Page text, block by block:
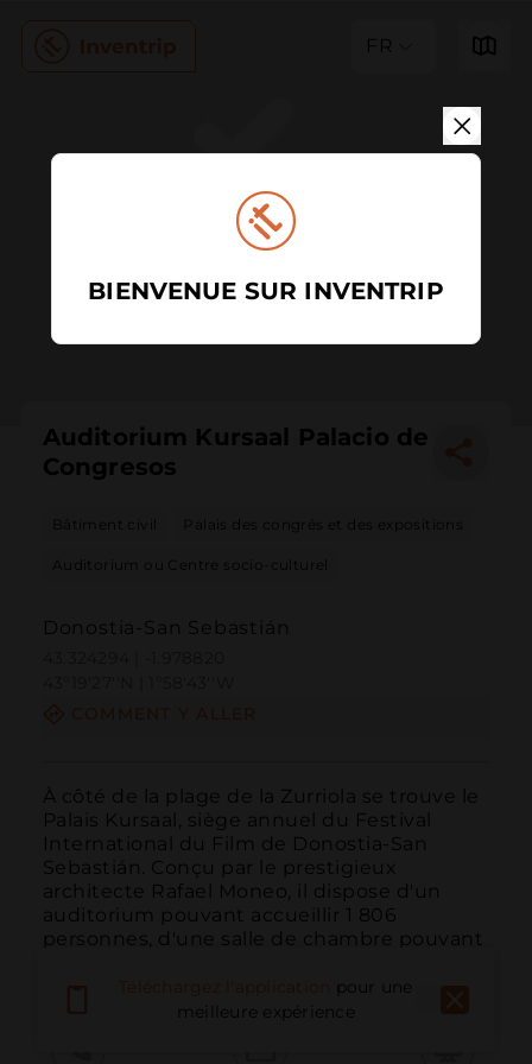
FR
Auditorium Kursaal Palacio de
Congresos
Bâtiment civil Palais des congrés et des expositions
Auditorium ou Centre socio-culturel
Donostia-San Sebastián
À côté de la plage de la Zurriola se trouve le
Palais Kursaal, siège annuel du Festival
International du Film de Donostia-San
Sebastián. Conçu par le prestigieux
architecte Rafael Moneo, il dispose d'un
auditorium pouvant accueillir 1 806
personnes, d'une salle de chambre pouvant
pour une
meilleure expérience
BIENVENUE SUR INVENTRIP